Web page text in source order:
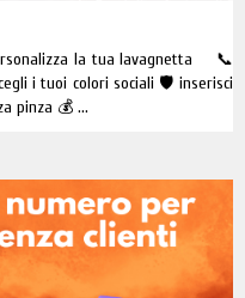
la tua lavagnetta 📞
i tuoi colori sociali 🛡 inserisci
pinza 💰 ...